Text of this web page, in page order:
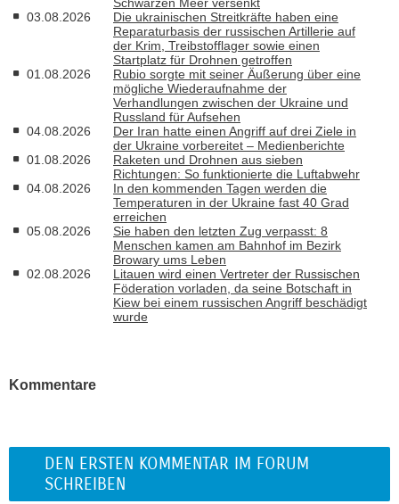
03.08.2026
Die ukrainischen Streitkräfte haben eine
Reparaturbasis der russischen Artillerie auf
der Krim, Treibstofflager sowie einen
Startplatz für Drohnen getroffen
01.08.2026
Rubio sorgte mit seiner Äußerung über eine
mögliche Wiederaufnahme der
Verhandlungen zwischen der Ukraine und
Russland für Aufsehen
04.08.2026
Der Iran hatte einen Angriff auf drei Ziele in
der Ukraine vorbereitet – Medienberichte
01.08.2026
Raketen und Drohnen aus sieben
Richtungen: So funktionierte die Luftabwehr
04.08.2026
In den kommenden Tagen werden die
Temperaturen in der Ukraine fast 40 Grad
erreichen
05.08.2026
Sie haben den letzten Zug verpasst: 8
Menschen kamen am Bahnhof im Bezirk
Browary ums Leben
02.08.2026
Litauen wird einen Vertreter der Russischen
Föderation vorladen, da seine Botschaft in
Kiew bei einem russischen Angriff beschädigt
wurde
Kommentare
DEN ERSTEN KOMMENTAR IM FORUM
SCHREIBEN